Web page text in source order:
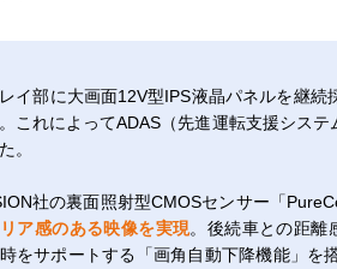
イ部に大画面12V型IPS液晶パネルを継
これによってADAS（先進運転支援シス
。
社の裏面照射型CMOSセンサー「
ア感のある映像を実現。後続車との距離
をサポートする「画角自動下降機能」を